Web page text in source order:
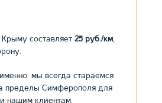
составляет 25 руб./км
мы всегда стараемся
пределы Симферополя для
нашим клиентам.